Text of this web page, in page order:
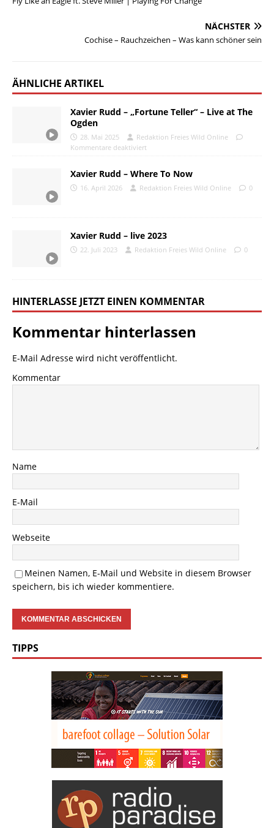
NÄCHSTER
Cochise – Rauchzeichen – Was kann schöner sein
ÄHNLICHE ARTIKEL
Xavier Rudd – „Fortune Teller“ – Live at The
Ogden
28. Mai 2025
Redaktion Freies Wild Online
Kommentare deaktiviert
Xavier Rudd – Where To Now
16. April 2026 Redaktion Freies Wild Online 0
Xavier Rudd – live 2023
22. Juli 2023 Redaktion Freies Wild Online 0
HINTERLASSE JETZT EINEN KOMMENTAR
Kommentar hinterlassen
E-Mail Adresse wird nicht veröffentlicht.
Kommentar
Name
E-Mail
Webseite
Meinen Namen, E-Mail und Website in diesem Browser
speichern, bis ich wieder kommentiere.
TIPPS